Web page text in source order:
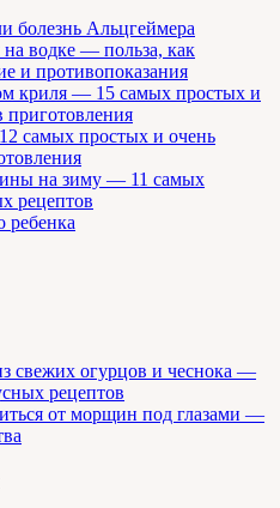
болезнь Альцгеймера
водке — польза, как
и противопоказания
криля — 15 самых простых и
приготовления
самых простых и очень
на зиму — 11 самых
рецептов
ребенка
свежих огурцов и чеснока —
рецептов
от морщин под глазами —